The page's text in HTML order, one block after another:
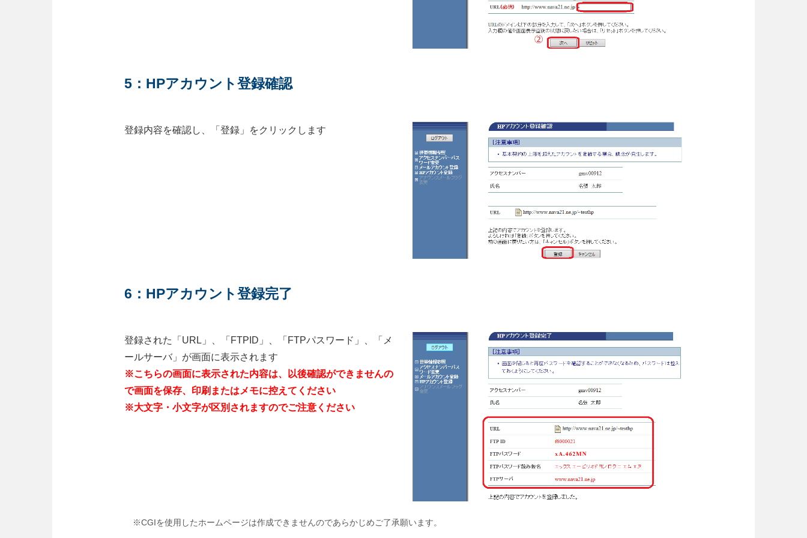
5：HPアカウント登録確認
登録内容を確認し、「登録」をクリックします
6：HPアカウント登録完了
登録された「URL」、「FTPID」、「FTPパスワード」、「メ
ールサーバ」が画面に表示されます
※こちらの画面に表示された内容は、以後確認ができませんの
で画面を保存、印刷またはメモに控えてください
※大文字・小文字が区別されますのでご注意ください
※CGIを使用したホームページは作成できませんのであらかじめご了承願います。